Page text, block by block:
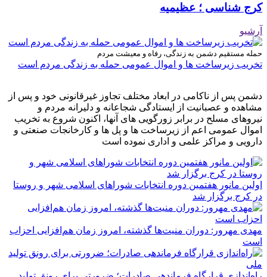
کرج شناسی ؛ عظیمیه
آرشیو
حمله مستقیم دشمن به زندگی، رفاه و معیشت مردم
تخریب زیرساخت ها و اموال عمومی حمله به زندگی مردم است
دشمن پس از ناکامی در ابعاد مختلف تجاوز غیرقانونی خود و پس از
مشاهده و عصبانیت از ایستادگی شجاعانه و دلیرانه مردم و
نیروهای مسلح در برابر زورگویی های آنها، اکنون شروع به تخریب
اموال عمومی اعم از زیرساخت ها و پل ها و کارخانجات صنعتی و
دارویی و مراکز علمی و اداری نموده است
اولین مانور هفتمین دوره انتخابات شوراهای اسلامی شهر و روستا
در کرج برگزار شد
مهدی مهرور: دوران منیت‌ها گذشته، امروز زمان هم‌افزایی احزاب
است